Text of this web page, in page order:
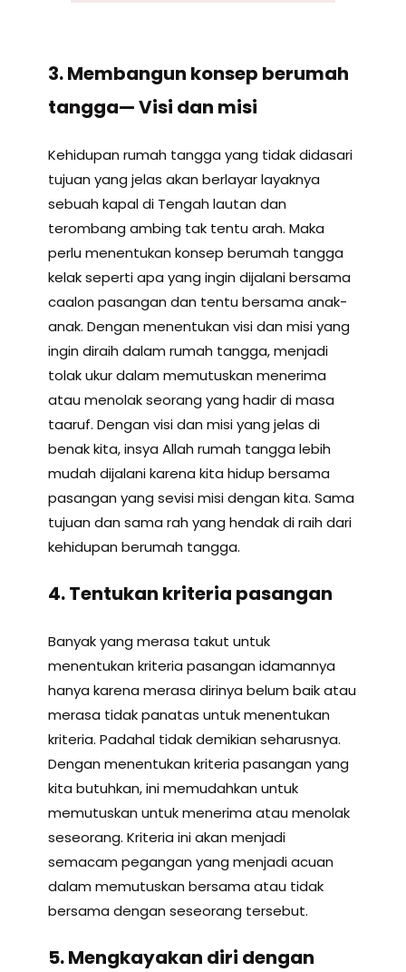
3. Membangun konsep berumah
tangga— Visi dan misi
Kehidupan rumah tangga yang tidak didasari
tujuan yang jelas akan berlayar layaknya
sebuah kapal di Tengah lautan dan
terombang ambing tak tentu arah. Maka
perlu menentukan konsep berumah tangga
kelak seperti apa yang ingin dijalani bersama
caalon pasangan dan tentu bersama anak-
anak. Dengan menentukan visi dan misi yang
ingin diraih dalam rumah tangga, menjadi
tolak ukur dalam memutuskan menerima
atau menolak seorang yang hadir di masa
taaruf. Dengan visi dan misi yang jelas di
benak kita, insya Allah rumah tangga lebih
mudah dijalani karena kita hidup bersama
pasangan yang sevisi misi dengan kita. Sama
tujuan dan sama rah yang hendak di raih dari
kehidupan berumah tangga.
4. Tentukan kriteria pasangan
Banyak yang merasa takut untuk
menentukan kriteria pasangan idamannya
hanya karena merasa dirinya belum baik atau
merasa tidak panatas untuk menentukan
kriteria. Padahal tidak demikian seharusnya.
Dengan menentukan kriteria pasangan yang
kita butuhkan, ini memudahkan untuk
memutuskan untuk menerima atau menolak
seseorang. Kriteria ini akan menjadi
semacam pegangan yang menjadi acuan
dalam memutuskan bersama atau tidak
bersama dengan seseorang tersebut.
5. Mengkayakan diri dengan